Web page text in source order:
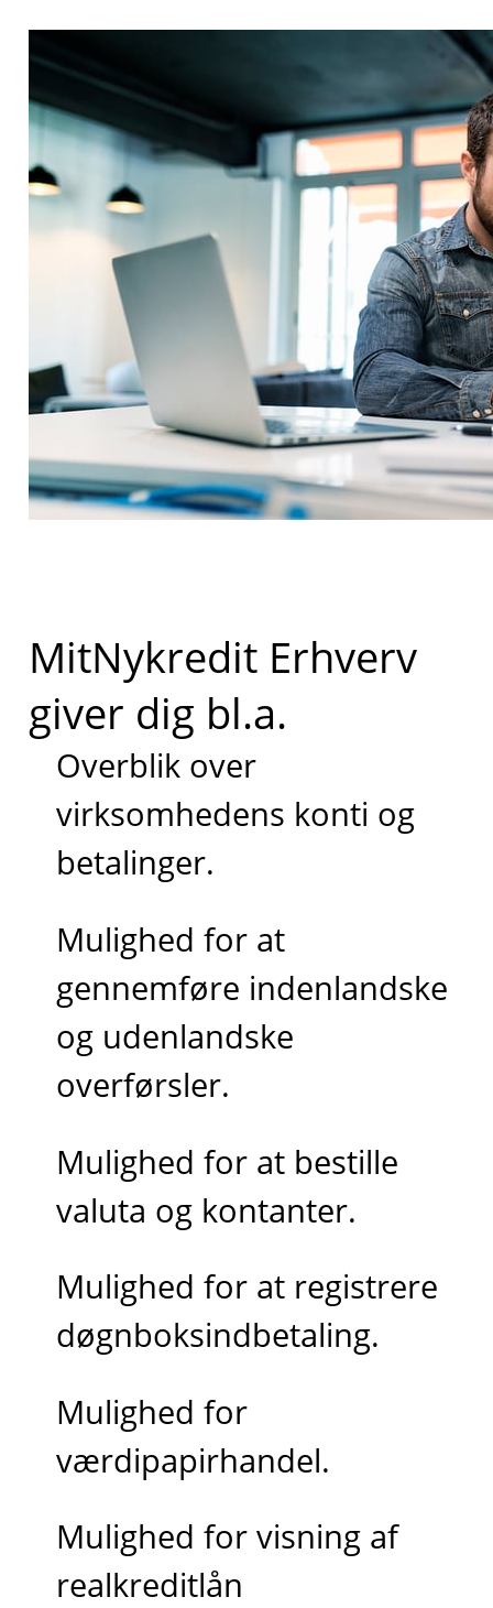
MitNykredit Erhverv
giver dig bl.a.
Overblik over
virksomhedens konti og
betalinger.
Mulighed for at
gennemføre indenlandske
og udenlandske
overførsler.
Mulighed for at bestille
valuta og kontanter.
Mulighed for at registrere
døgnboksindbetaling.
Mulighed for
værdipapirhandel.
Mulighed for visning af
realkreditlån